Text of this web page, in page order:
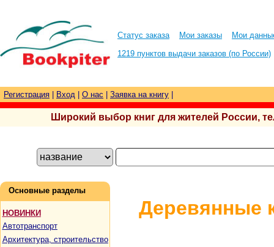
Статус заказа Мои заказы
Мои
1219 пунктов выдачи заказов (по России)
Регистрация Вход О нас Заявка на книгу
Широкий выбор книг для жителей России,
Основные разделы
НОВИНКИ
Автотранспорт
Архитектура, строительство
Деревянные